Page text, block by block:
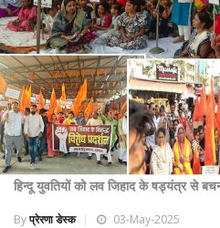
हिन्दू युवतियों को लव जिहाद के षड्यंत्र से
Byप्रेरणा डेस्क 03-May-2025